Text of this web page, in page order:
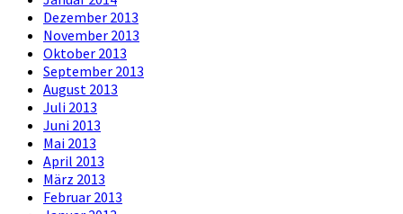
Dezember 2013
November 2013
Oktober 2013
September 2013
August 2013
Juli 2013
Juni 2013
Mai 2013
April 2013
März 2013
Februar 2013